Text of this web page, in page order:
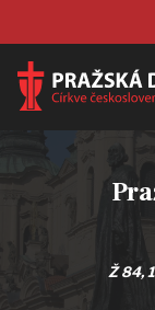
Ž 84,